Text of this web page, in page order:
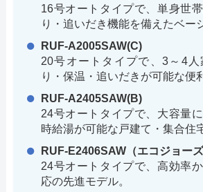
16号オートタイプで、単身世
り・追いだき機能を備えたベー
RUF-A2005SAW(C)
20号オートタイプで、3～4人
り・保温・追いだきが可能な便
RUF-A2405SAW(B)
24号オートタイプで、大容量
時給湯が可能な戸建て・集合住
RUF-E2406SAW（エコジョーズ
24号オートタイプで、高効率
応の先進モデル。